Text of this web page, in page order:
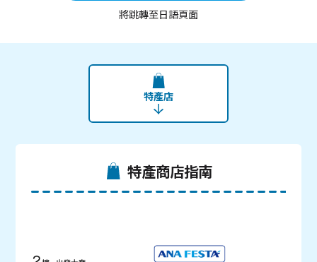
將跳轉至日語頁面
特產店
特產商店指南